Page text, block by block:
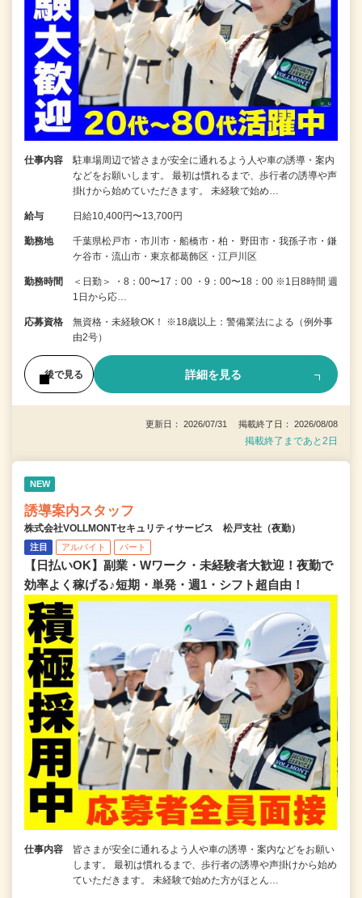
仕事内容
駐車場周辺で皆さまが安全に通れるよう人や車の誘導・案内
などをお願いします。 最初は慣れるまで、歩行者の誘導や声
掛けから始めていただきます。 未経験で始め…
給与 日給10,400円〜13,700円
勤務地
千葉県松戸市・市川市・船橋市・柏・ 野田市・我孫子市・鎌
ケ谷市・流山市・東京都葛飾区・江戸川区
勤務時間
＜日勤＞ ・8：00〜17：00 ・9：00〜18：00 ※1日8時間 週
1日から応…
応募資格
無資格・未経験OK！ ※18歳以上：警備業法による（例外事
由2号）
後で見る 詳細を見る
更新日： 2026/07/31 掲載終了日： 2026/08/08
掲載終了まであと2日
NEW
誘導案内スタッフ
株式会社VOLLMONTセキュリティサービス 松戸支社（夜勤）
注目 アルバイト パート
【日払いOK】副業・Wワーク・未経験者大歓迎！夜勤で
効率よく稼げる♪短期・単発・週1・シフト超自由！
仕事内容
皆さまが安全に通れるよう人や車の誘導・案内などをお願い
します。 最初は慣れるまで、歩行者の誘導や声掛けから始め
ていただきます。 未経験で始めた方がほとん…